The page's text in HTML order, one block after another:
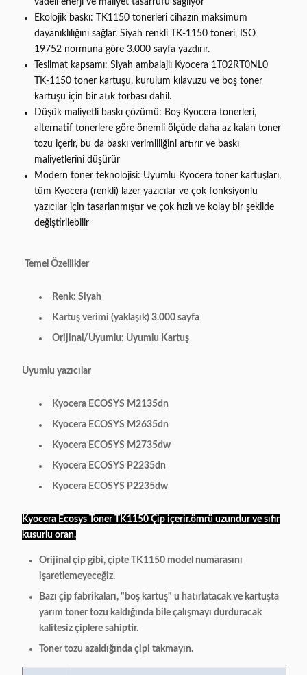
vadeli enerji ve maliyet tasarrufu sağlıyor
Ekolojik baskı: TK1150 tonerleri cihazın maksimum
dayanıklılığını sağlar. Siyah renkli TK-1150 toneri, ISO
19752 normuna göre 3.000 sayfa yazdırır.
Teslimat kapsamı: Siyah ambalajlı Kyocera 1T02RT0NL0
TK-1150 toner kartuşu, kurulum kılavuzu ve boş toner
kartuşu için bir atık torbası dahil.
Düşük maliyetli baskı çözümü: Boş Kyocera tonerleri,
alternatif tonerlere göre önemli ölçüde daha az kalan toner
tozu içerir, bu da baskı verimliliğini artırır ve baskı
maliyetlerini düşürür
Modern toner teknolojisi: Uyumlu Kyocera toner kartuşları,
tüm Kyocera (renkli) lazer yazıcılar ve çok fonksiyonlu
yazıcılar için tasarlanmıştır ve çok hızlı ve kolay bir şekilde
değiştirilebilir
Temel Özellikler
Renk: Siyah
Kartuş verimi (yaklaşık) 3.000 sayfa
Orijinal/Uyumlu: Uyumlu Kartuş
Uyumlu yazıcılar
Kyocera ECOSYS M2135dn
Kyocera ECOSYS M2635dn
Kyocera ECOSYS M2735dw
Kyocera ECOSYS P2235dn
Kyocera ECOSYS P2235dw
Kyocera Ecosys Toner TK1150 Çip içerir.ömrü uzundur ve sıfır
kusurlu oran.
Orijinal çip gibi, çipte TK1150 model numarasını
işaretlemeyeceğiz.
Bazı çip fabrikaları, "boş kartuş" u hatırlatacak ve kartuşta
yarım toner tozu kaldığında bile çalışmayı durduracak
kalitesiz çiplere sahiptir.
Toner tozu azaldığında çipi takmayın.